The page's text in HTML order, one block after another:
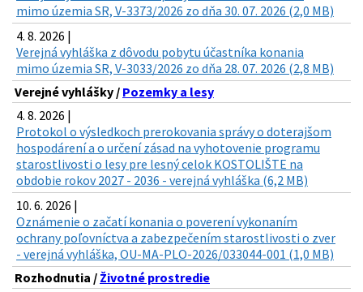
mimo územia SR, V-3373/2026 zo dňa 30. 07. 2026 (2,0 MB)
4. 8. 2026 |
Verejná vyhláška z dôvodu pobytu účastníka konania
mimo územia SR, V-3033/2026 zo dňa 28. 07. 2026 (2,8 MB)
Verejné vyhlášky / Pozemky a lesy
4. 8. 2026 |
Protokol o výsledkoch prerokovania správy o doterajšom
hospodárení a o určení zásad na vyhotovenie programu
starostlivosti o lesy pre lesný celok KOSTOLIŠTE na
obdobie rokov 2027 - 2036 - verejná vyhláška (6,2 MB)
10. 6. 2026 |
Oznámenie o začatí konania o poverení vykonaním
ochrany poľovníctva a zabezpečením starostlivosti o zver
- verejná vyhláška, OU-MA-PLO-2026/033044-001 (1,0 MB)
Rozhodnutia / Životné prostredie